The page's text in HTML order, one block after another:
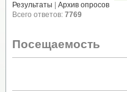
Результаты
Архив опросов
Всего ответов: 7769
Посещаемость